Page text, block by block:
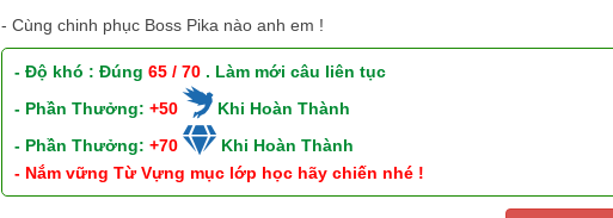
- Cùng chinh phục Boss Pika nào anh em !
- Độ khó : Đúng 65 / 70. Làm mới câu liên tục
- Phần Thưởng: +50
Khi Hoàn Thành
- Phần Thưởng: +70
Khi Hoàn Thành
- Nắm vững Từ Vựng mục lớp học hãy chiến nhé !